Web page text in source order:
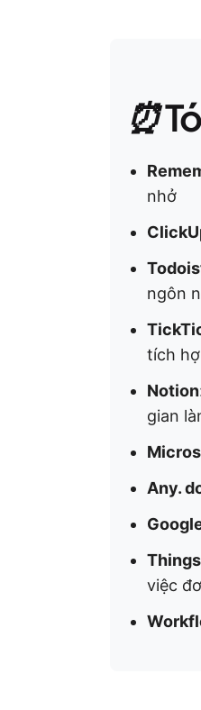
⏰
nhở
ngôn
tích
Notion
gian
Any.
Things
việc